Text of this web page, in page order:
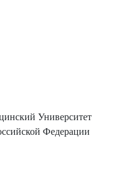
Университет
Федерации